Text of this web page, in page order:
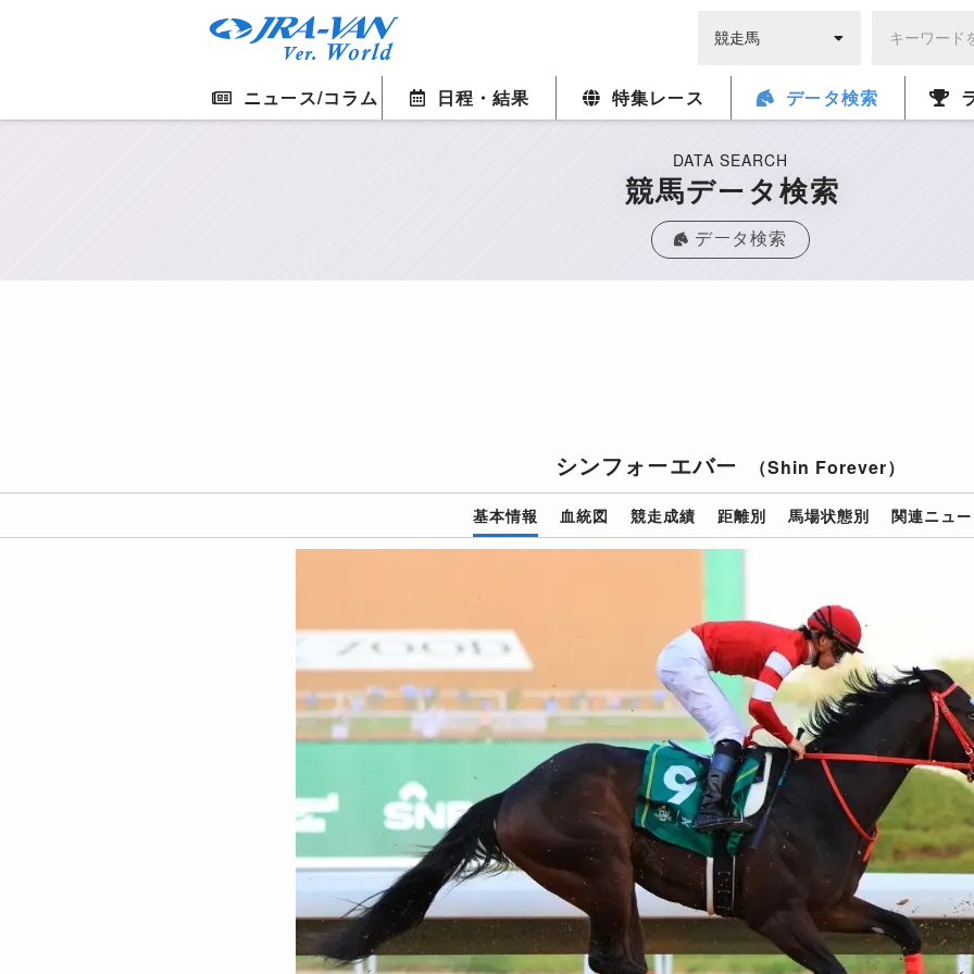
ニュース/コラム 日程・結果 特集レース データ検索
DATA SEARCH
競馬データ検索
データ検索
シンフォーエバー （Shin Forever）
基本情報 血統図 競走成績 距離別 馬場状態別 関連ニュ